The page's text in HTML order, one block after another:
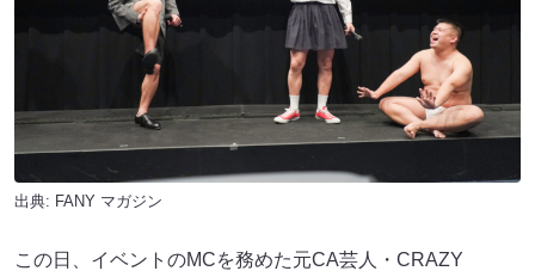
出典: FANY マガジン
この日、イベントのMCを務めた元CA芸人・CRAZY